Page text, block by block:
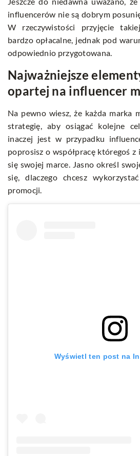
influencerów nie są dobrym
W rzeczywistości przyjęcie
bardzo opłacalne, jednak pod
odpowiednio przygotowana.
Najważniejsze
opartej na influencer
Na pewno wiesz, że każda marka
strategię, aby osiągać kolejne
inaczej jest w przypadku
poprosisz o współpracę któregoś
się swojej marce. Jasno określ
się, dlaczego chcesz
promocji.
Wyświetl ten post na